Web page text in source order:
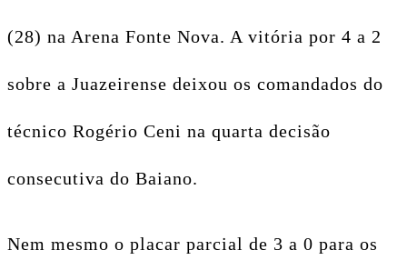
(28) na Arena Fonte Nova. A vitória por 4 a 2
sobre a Juazeirense deixou os comandados do
técnico Rogério Ceni na quarta decisão
consecutiva do Baiano.
Nem mesmo o placar parcial de 3 a 0 para os